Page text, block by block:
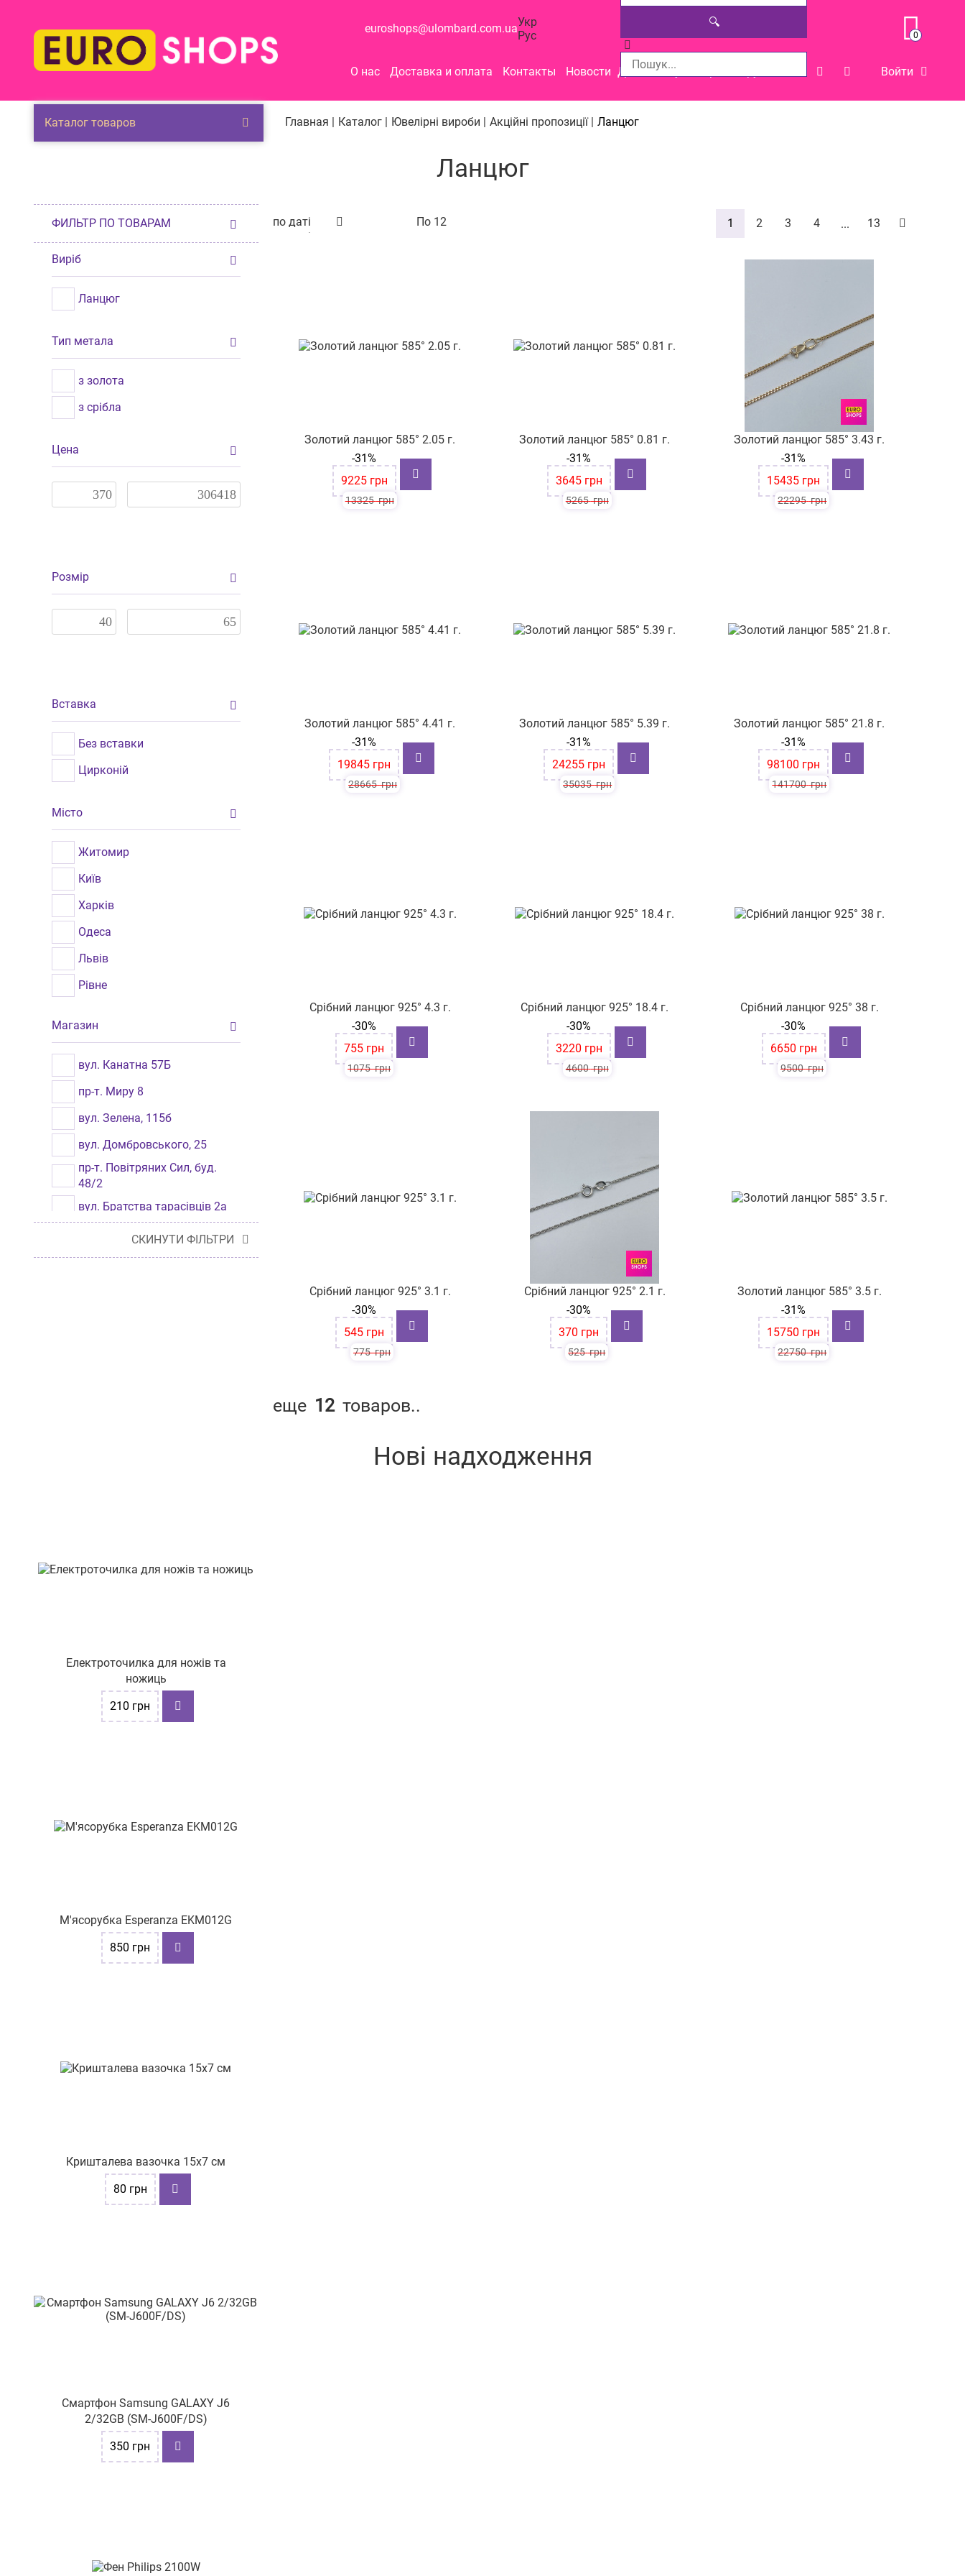
euroshops@ulombard.com.uaУкр
Рус
🔍
0
О нас Доставка и оплата Контакты Новости Допомога у виборі товару Войти
Каталог товаров Главная | Каталог | Ювелірні вироби | Акційні пропозиції | Ланцюг
Ланцюг
ФИЛЬТР ПО ТОВАРАМ
Виріб
Ланцюг
Тип метала
з золота
з срібла
Цена
Розмір
Вставка
Без вставки
Цирконій
Місто
Житомир
Київ
Харків
Одеса
Львів
Рівне
Магазин
вул. Канатна 57Б
пр-т. Миру 8
вул. Зелена, 115б
вул. Домбровського, 25
пр-т. Повітряних Сил, буд.
48/2
вул. Братства тарасівців 2а
вул. Чорновола 19
майдан Згоди 3/75
СКИНУТИ ФІЛЬТРИ
по даті
по даті
По 12
1 2 3 4 ... 13
Золотий ланцюг 585° 2.05 г.
13325грн
-31%
9225грн
Золотий ланцюг 585° 0.81 г.
5265грн
-31%
3645грн
Золотий ланцюг 585° 3.43 г.
22295грн
-31%
15435 грн
Золотий ланцюг 585° 4.41 г.
28665грн
-31%
19845 грн
Золотий ланцюг 585° 5.39 г.
35035грн
-31%
24255 грн
Золотий ланцюг 585° 21.8 г.
141700грн
-31%
98100 грн
Срібний ланцюг 925° 4.3 г.
1075грн
-30%
755 грн
Срібний ланцюг 925° 18.4 г.
4600грн
-30%
3220 грн
Срібний ланцюг 925° 38 г.
9500грн
-30%
6650 грн
Срібний ланцюг 925° 3.1 г.
775грн
-30%
545 грн
Срібний ланцюг 925° 2.1 г.
525грн
-30%
370 грн
Золотий ланцюг 585° 3.5 г.
22750грн
-31%
15750 грн
еще 12 товаров..
Нові надходження
Електроточилка для ножів та
ножиць
210 грн
М'ясорубка Esperanza EKM012G
850 грн
Кришталева вазочка 15х7 см
80 грн
Смартфон Samsung GALAXY J6
2/32GB (SM-J600F/DS)
350 грн